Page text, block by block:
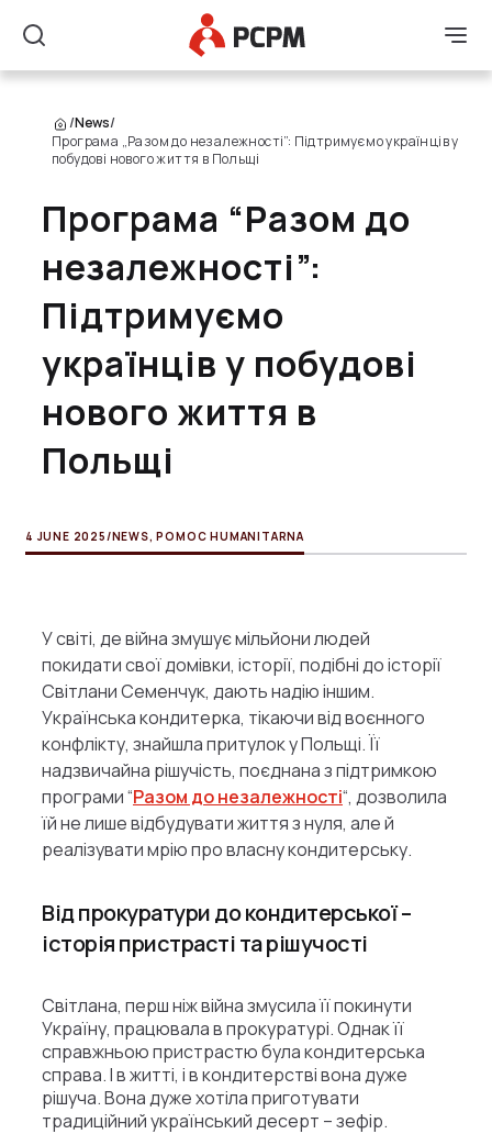
Search
Main Logo
/News/
Програма „Разом до незалежності”: Підтримуємо українців у
побудові нового життя в Польщі
Програма “Разом до
незалежності”:
Підтримуємо
українців у побудові
нового життя в
Польщі
4 JUNE 2025 /NEWS,POMOC HUMANITARNA
У світі, де війна змушує мільйони людей
покидати свої домівки, історії, подібні до історії
Світлани Семенчук, дають надію іншим.
Українська кондитерка, тікаючи від воєнного
конфлікту, знайшла притулок у Польщі. Її
надзвичайна рішучість, поєднана з підтримкою
програми “Разом до незалежності“, дозволила
їй не лише відбудувати життя з нуля, але й
реалізувати мрію про власну кондитерську.
Від прокуратури до кондитерської –
історія пристрасті та рішучості
Світлана, перш ніж війна змусила її покинути
Україну, працювала в прокуратурі. Однак її
справжньою пристрастю була кондитерська
справа. І в житті, і в кондитерстві вона дуже
рішуча. Вона дуже хотіла приготувати
традиційний український десерт – зефір.